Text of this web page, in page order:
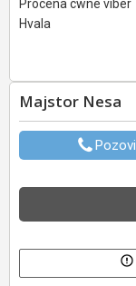
Procena cwne viber
Hvala
Majstor Nesa
Pozovi